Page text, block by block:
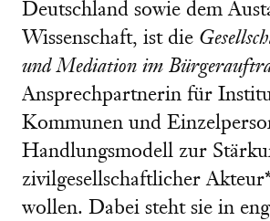
Deutschland sowie dem
Wissenschaft, ist die
und Mediation im
Ansprechpartnerin für
Kommunen und
Handlungsmodell zur
zivilgesellschaftlicher
wollen. Dabei steht sie in